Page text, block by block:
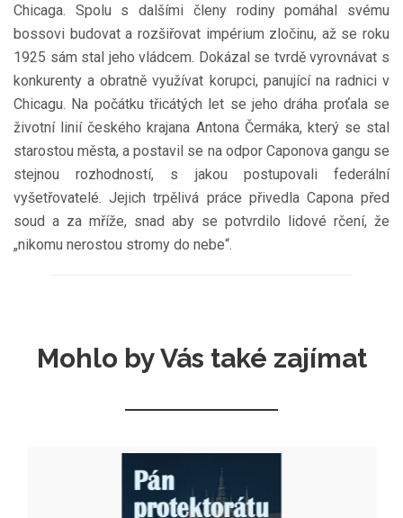
Chicaga. Spolu s dalšími členy rodiny pomáhal svému
bossovi budovat a rozšiřovat impérium zločinu, až se roku
1925 sám stal jeho vládcem. Dokázal se tvrdě vyrovnávat s
konkurenty a obratně využívat korupci, panující na radnici v
Chicagu. Na počátku třicátých let se jeho dráha proťala se
životní linií českého krajana Antona Čermáka, který se stal
starostou města, a postavil se na odpor Caponova gangu se
stejnou rozhodností, s jakou postupovali federální
vyšetřovatelé. Jejich trpělivá práce přivedla Capona před
soud a za mříže, snad aby se potvrdilo lidové rčení, že
„nikomu nerostou stromy do nebe“.
Mohlo by Vás také zajímat